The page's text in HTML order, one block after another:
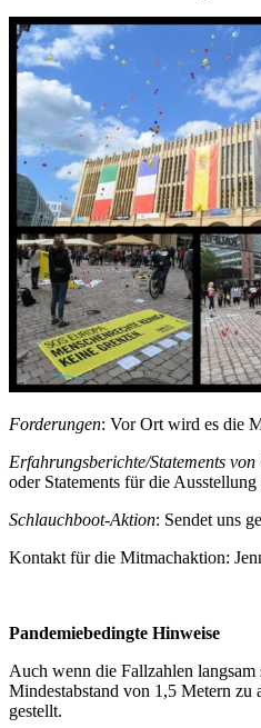
Forderungen: Vor Ort wird es die
Erfahrungsberichte/Statements
oder Statements für die
Schlauchboot-Aktion: Sendet uns
Kontakt für die Mitmachaktion:
Pandemiebedingte Hinweise
Auch wenn die Fallzahlen
Mindestabstand von 1,5 Metern
gestellt.